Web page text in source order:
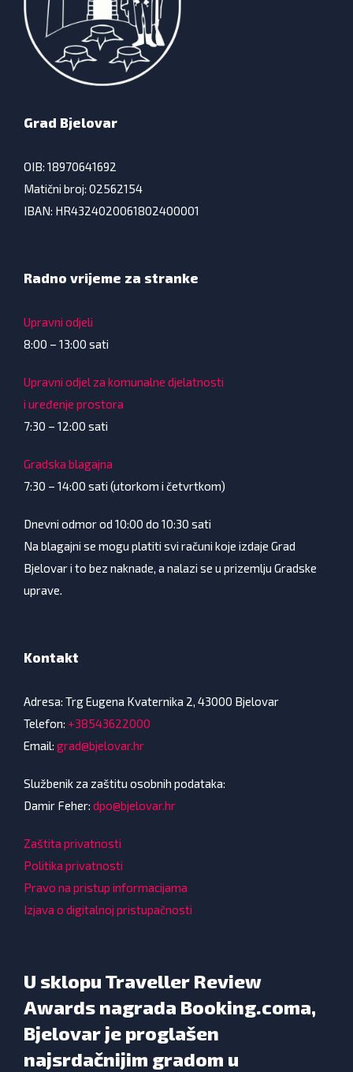
Grad Bjelovar
OIB: 18970641692
Matični broj: 02562154
IBAN: HR4324020061802400001
Radno vrijeme za stranke
Upravni odjeli
8:00 – 13:00 sati
Upravni odjel za komunalne djelatnosti
i uređenje prostora
7:30 – 12:00 sati
Gradska blagajna
7:30 – 14:00 sati (utorkom i četvrtkom)
Dnevni odmor od 10:00 do 10:30 sati
Na blagajni se mogu platiti svi računi koje izdaje Grad
Bjelovar i to bez naknade, a nalazi se u prizemlju Gradske
uprave.
Kontakt
Adresa: Trg Eugena Kvaternika 2, 43000 Bjelovar
Telefon: +38543622000
Email: grad@bjelovar.hr
Službenik za zaštitu osobnih podataka:
Damir Feher: dpo@bjelovar.hr
Zaštita privatnosti
Politika privatnosti
Pravo na pristup informacijama
Izjava o digitalnoj pristupačnosti
U sklopu Traveller Review
Awards nagrada Booking.coma,
Bjelovar je proglašen
najsrdačnijim gradom u